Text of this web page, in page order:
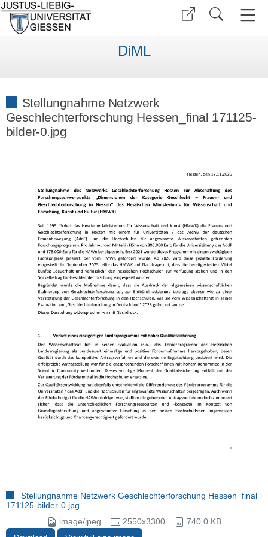
DiML
Stellungnahme Netzwerk
Geschlechterforschung Hessen_final 171125-
bilder-0.jpg
Stellungnahme Netzwerk Geschlechterforschung Hessen_final
171125-bilder-0.jpg
image/jpeg
2550x3300 740.0 KB